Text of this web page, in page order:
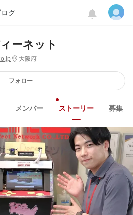
グ
ーネット
大阪府
フォロー
メンバー ストーリー 募集